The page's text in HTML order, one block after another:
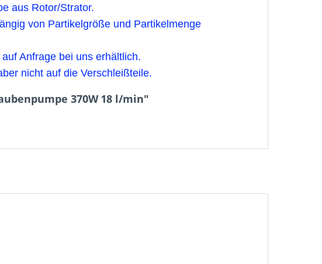
aus Rotor/Strator.
von Partikelgröße und Partikelmenge
Anfrage bei uns erhältlich.
nicht auf die Verschleißteile.
370W 18 l/min"